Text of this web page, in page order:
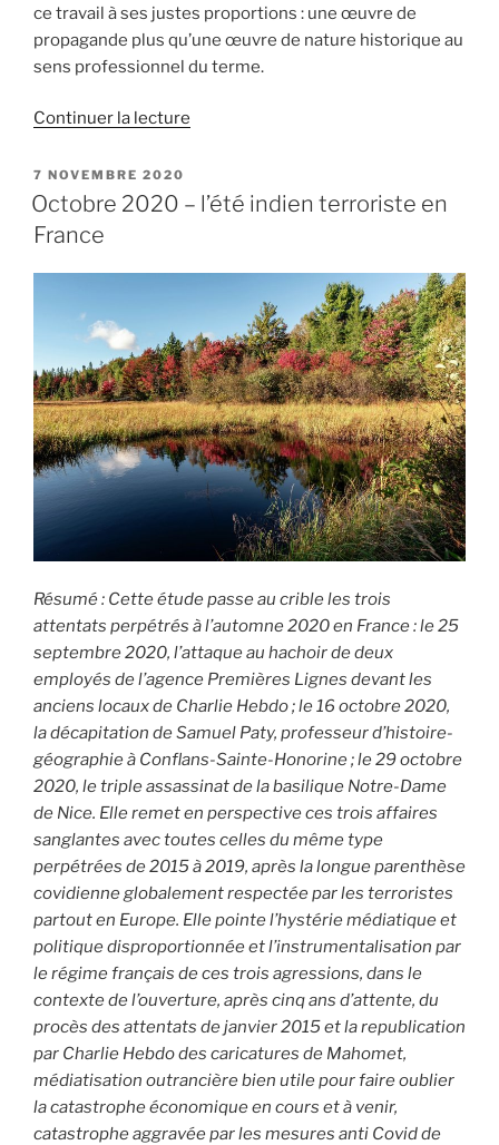
ce travail à ses justes proportions : une œuvre de
propagande plus qu’une œuvre de nature historique au
sens professionnel du terme.
Continuer la lecture
anticomplotiste
le
massacre
de
Charlie
Hebdo »
PUBLIÉ
LE
7 NOVEMBRE 2020
Octobre 2020 – l’été indien terroriste en
France
Résumé : Cette étude passe au crible les trois
attentats perpétrés à l’automne 2020 en France : le 25
septembre 2020, l’attaque au hachoir de deux
employés de l’agence Premières Lignes devant les
anciens locaux de Charlie Hebdo ; le 16 octobre 2020,
la décapitation de Samuel Paty, professeur d’histoire-
géographie à Conflans-Sainte-Honorine ; le 29 octobre
2020, le triple assassinat de la basilique Notre-Dame
de Nice. Elle remet en perspective ces trois affaires
sanglantes avec toutes celles du même type
perpétrées de 2015 à 2019, après la longue parenthèse
covidienne globalement respectée par les terroristes
partout en Europe. Elle pointe l’hystérie médiatique et
politique disproportionnée et l’instrumentalisation par
le régime français de ces trois agressions, dans le
contexte de l’ouverture, après cinq ans d’attente, du
procès des attentats de janvier 2015 et la republication
par Charlie Hebdo des caricatures de Mahomet,
médiatisation outrancière bien utile pour faire oublier
la catastrophe économique en cours et à venir,
catastrophe aggravée par les mesures anti Covid de